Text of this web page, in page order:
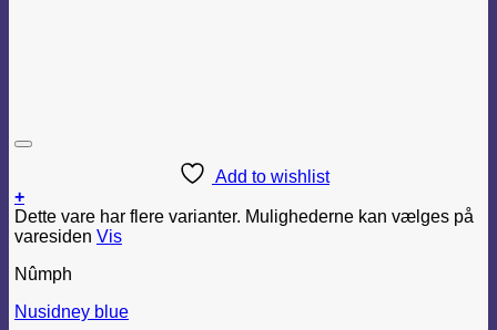
Add to wishlist
+
Dette vare har flere varianter. Mulighederne kan vælges på
varesiden Vis
Nûmph
Nusidney blue